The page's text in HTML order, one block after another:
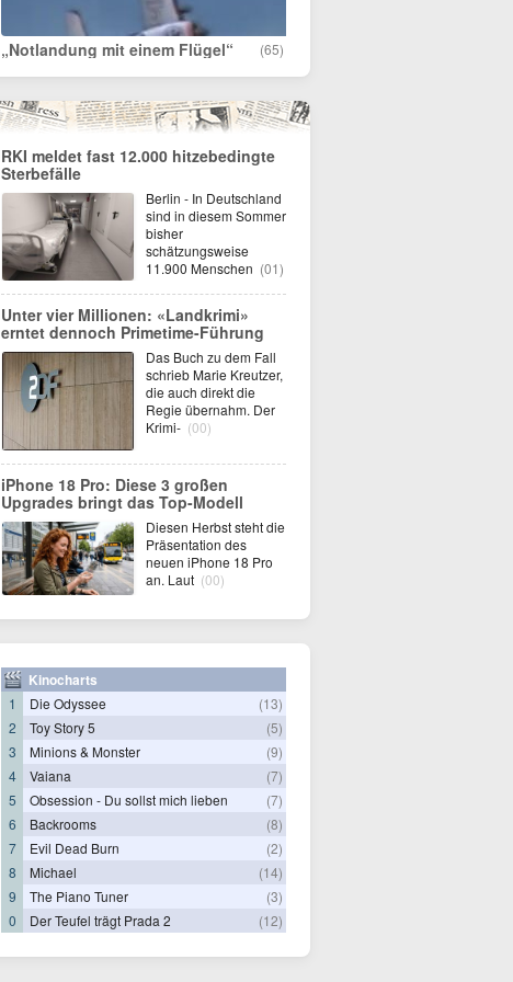
„Notlandung mit einem Flügel“ (65)
RKI meldet fast 12.000 hitzebedingte
Sterbefälle
Berlin - In Deutschland
sind in diesem Sommer
bisher
schätzungsweise
11.900 Menschen (01)
Unter vier Millionen: «Landkrimi»
erntet dennoch Primetime-Führung
Das Buch zu dem Fall
schrieb Marie Kreutzer,
die auch direkt die
Regie übernahm. Der
Krimi- (00)
iPhone 18 Pro: Diese 3 großen
Upgrades bringt das Top-Modell
Diesen Herbst steht die
Präsentation des
neuen iPhone 18 Pro
an. Laut (00)
Kinocharts
1 Die Odyssee
(13)
2
Toy Story 5
(5)
3
Minions & Monster
(9)
4
Vaiana
(7)
5
Obsession - Du sollst mich lieben
(7)
6
Backrooms
(8)
7
Evil Dead Burn
(2)
8
Michael
(14)
9
The Piano Tuner
(3)
0
Der Teufel trägt Prada 2 (12)